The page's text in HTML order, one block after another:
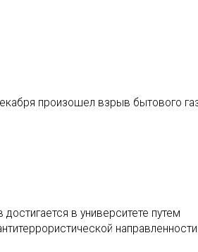
произошел взрыв бытового
в университете путем
направленности.